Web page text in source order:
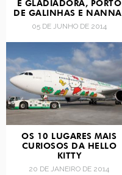
E GLADIADORA, PORTO
DE GALINHAS E NANNAI
05 DE JUNHO DE 2014
OS 10 LUGARES MAIS
CURIOSOS DA HELLO
KITTY
20 DE JANEIRO DE 2014